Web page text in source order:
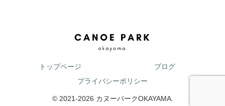
トップページ
ブログ
プライバシーポリシー
© 2021-2026 カヌーパークOKAYAMA.